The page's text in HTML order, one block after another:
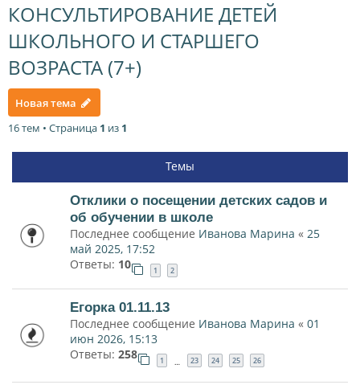
КОНСУЛЬТИРОВАНИЕ ДЕТЕЙ
ШКОЛЬНОГО И СТАРШЕГО
ВОЗРАСТА (7+)
Новая тема
16 тем • Страница 1 из 1
Темы
Отклики о посещении детских садов и
об обучении в школе
Последнее сообщение Иванова Марина « 25
май 2025, 17:52
Ответы: 10 1 2
Егорка 01.11.13
Последнее сообщение Иванова Марина « 01
июн 2026, 15:13
Ответы: 258 1 … 23 24 25 26